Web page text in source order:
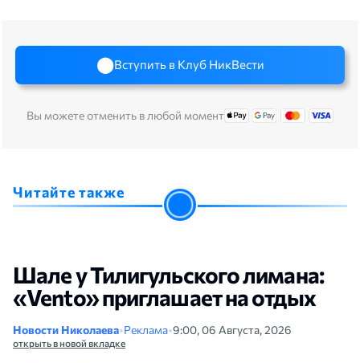
Вступить в Клуб НикВести
Вы можете отменить в любой момент
Читайте также
Шале у Тилигульского лимана:
«Vento» приглашает на отдых
Новости Николаева•Реклама•9:00, 06 Августа, 2026
открыть в новой вкладке